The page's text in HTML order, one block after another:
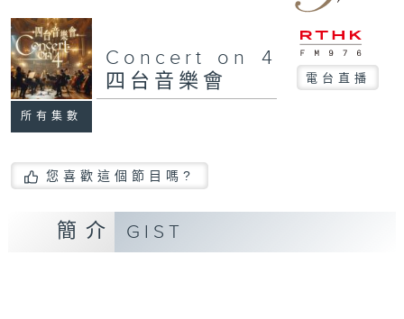
所有集數
Concert on 4
四台音樂會
電台直播
您喜歡這個節目嗎?
簡介 GIST